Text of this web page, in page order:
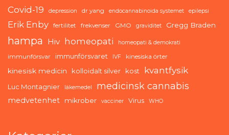
Covid-19 depression dr yang endocannabinoida systemet epilepsi
Erik Enby fertilitet frekvenser GMO graviditet Gregg Braden
hampa Hiv homeopati homeopati & demokrati
immunförsvar immunförsvaret IVF kinesiska örter
kinesisk medicin kolloidalt silver kost kvantfysik
Luc Montagnier läkemedel medicinsk cannabis
medvetenhet mikrober vacciner Virus WHO